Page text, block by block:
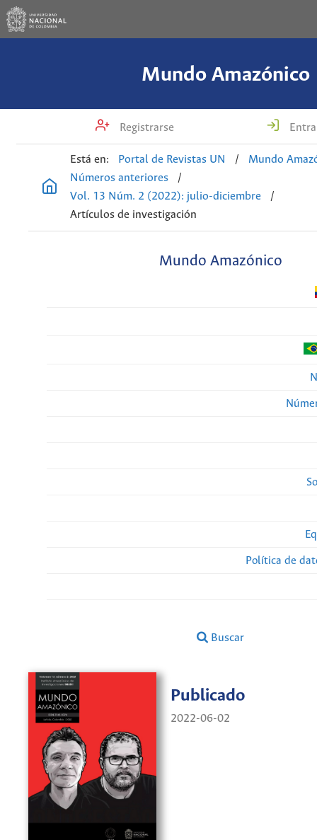
Mundo Amazónico
Registrarse
Está en: Portal de Revistas UN /
Mundo
Números anteriores
/
Vol. 13 Núm. 2 (2022): julio-diciembre
/
Artículos de investigación
Mundo Amazónico
Política de
Buscar
Publicado
2022-06-02